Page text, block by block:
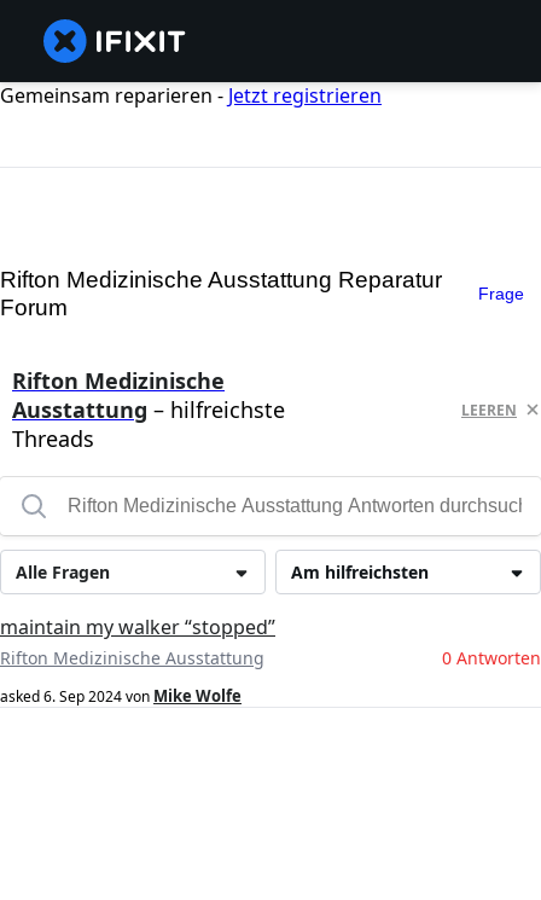
Gemeinsam reparieren - Jetzt registrieren
Rifton Medizinische Ausstattung Reparatur
Forum
Frage
Rifton Medizinische
Ausstattung – hilfreichste
Threads
LEEREN
Am hilfreichsten
Alle Fragen
maintain my walker “stopped”
Rifton Medizinische Ausstattung 0 Antworten
asked6. Sep 2024von Mike Wolfe